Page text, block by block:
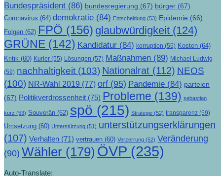
Bundespräsident (86) bundesregierung (67) bürger (67)
Coronavirus (64) demokratie (84) Entscheidung (53) Epidemie (66)
Folgen (62) FPÖ (156) glaubwürdigkeit (124)
GRÜNE (142) Kandidatur (84) korruption (55) Kosten (64)
Kritik (60) Kurier (55) Lösungen (57) Maßnahmen (89) Michael Ludwig
(59) nachhaltigkeit (103) Nationalrat (112) NEOS
(100) NR-Wahl 2019 (77) orf (95) Pandemie (84) parteien
(67) Politikverdrossenheit (75) Probleme (139) sebastian
kurz (53) Souverän (62) spö (215) Strategie (52) transparenz (59)
Umsetzung (60) Unterstützung (51) unterstützungserklärungen
(107) Verhalten (71) vertrauen (60) Verzerrung (52) Veränderung
(90) Wähler (179) ÖVP (235)
Auto-Translate: